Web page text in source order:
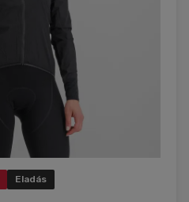
Eladás